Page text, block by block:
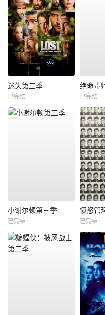
迷失第三季
已完结
绝命毒
已完结
小谢尔顿第三季
已完结
愤怒管
已完结